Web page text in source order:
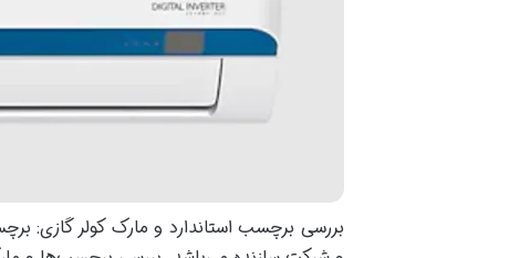
بررسی برچسب‌ استاندارد و مارک کولر گازی: